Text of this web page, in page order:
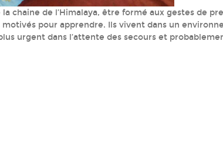
Népal, été 2018
chaine de l’Himalaya, être formé aux gestes de
pour apprendre. Ils vivent dans un
urgent dans l’attente des secours et